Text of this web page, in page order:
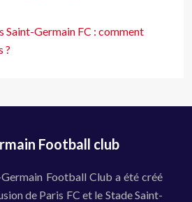
Saint-Germain FC : comment
?
Football club
Football Club a été créé
de Paris FC et le Stade Saint-